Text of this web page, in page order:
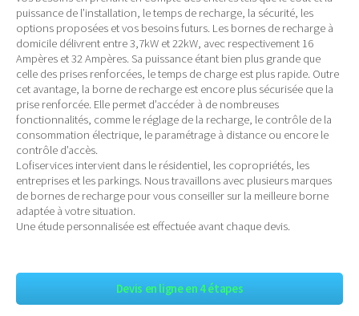
puissance de l’installation, le temps de recharge, la sécurité, les
options proposées et vos besoins futurs. Les bornes de recharge à
domicile délivrent entre 3,7kW et 22kW, avec respectivement 16
Ampères et 32 Ampères. Sa puissance étant bien plus grande que
celle des prises renforcées, le temps de charge est plus rapide. Outre
cet avantage, la borne de recharge est encore plus sécurisée que la
prise renforcée. Elle permet d’accéder à de nombreuses
fonctionnalités, comme le réglage de la recharge, le contrôle de la
consommation électrique, le paramétrage à distance ou encore le
contrôle d’accès.
Lofiservices intervient dans le résidentiel, les copropriétés, les
entreprises et les parkings. Nous travaillons avec plusieurs marques
de bornes de recharge pour vous conseiller sur la meilleure borne
adaptée à votre situation.
Une étude personnalisée est effectuée avant chaque devis.
Devis en ligne en 4 étapes